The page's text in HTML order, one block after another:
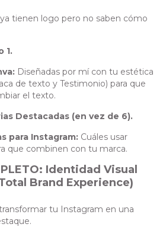
tienen logo pero no saben cómo
1.
Diseñadas por mí con tu estética
de texto y Testimonio) para que
el texto.
Destacadas (en vez de 6).
para Instagram: Cuáles usar
que combinen con tu marca.
Identidad Visual
Brand Experience)
tu Instagram en una